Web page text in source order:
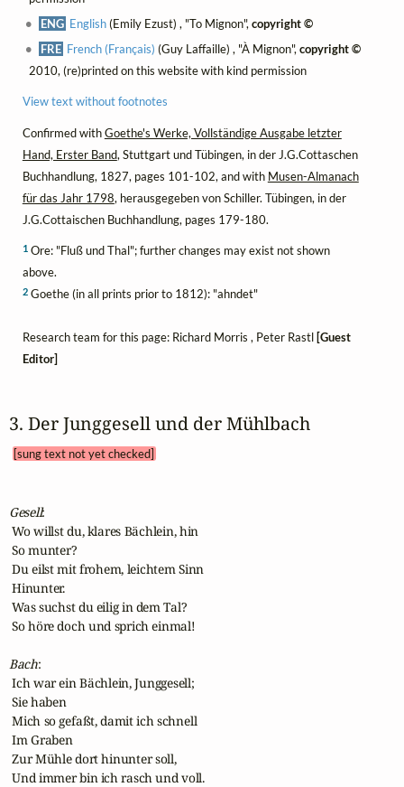
ENG English(Emily Ezust) , "To Mignon",copyright ©
FRE French (Français) (Guy Laffaille) , "À Mignon",copyright ©
2010, (re)printed on this website with kind permission
View text without footnotes
Confirmed withGoethe's Werke, Vollständige Ausgabe letzter
Hand, Erster Band, Stuttgart und Tübingen, in der J.G.Cottaschen
Buchhandlung, 1827, pages 101-102, and with Musen-Almanach
für das Jahr 1798, herausgegeben von Schiller. Tübingen, in der
J.G.Cottaischen Buchhandlung, pages 179-180.
1Ore: "Fluß und Thal"; further changes may exist not shown
above.
2Goethe (in all prints prior to 1812): "ahndet"
Research team for this page: Richard Morris , Peter Rastl [Guest
Editor]
3. Der Junggesell und der Mühlbach
[sung text not yet checked]
Gesell:
Wo willst du, klares Bächlein, hin
So munter?
Du eilst mit frohem, leichtem Sinn
Hinunter.
Was suchst du eilig in dem Tal?
So höre doch und sprich einmal!
Bach:
Ich war ein Bächlein, Junggesell;
Sie haben
Mich so gefaßt, damit ich schnell
Im Graben
Zur Mühle dort hinunter soll,
Und immer bin ich rasch und voll.